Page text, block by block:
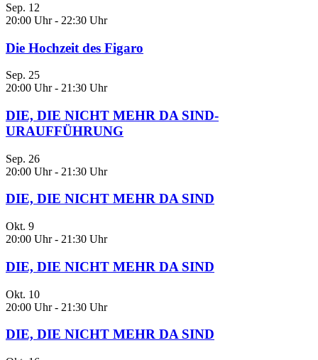
Sep. 12
20:00 Uhr- 22:30 Uhr
Die Hochzeit des Figaro
Sep. 25
20:00 Uhr- 21:30 Uhr
DIE, DIE NICHT MEHR DA SIND-
URAUFFÜHRUNG
Sep. 26
20:00 Uhr- 21:30 Uhr
DIE, DIE NICHT MEHR DA SIND
Okt. 9
20:00 Uhr- 21:30 Uhr
DIE, DIE NICHT MEHR DA SIND
Okt. 10
20:00 Uhr- 21:30 Uhr
DIE, DIE NICHT MEHR DA SIND